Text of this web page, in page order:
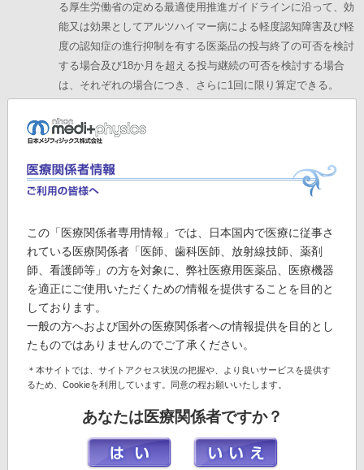
る厚生労働省の定める最適使用推進ガイドラインに沿って、効
能又は効果としてアルツハイマー病による軽度認知障害及び軽
度の認知症の進行抑制を有する医薬品の投与終了の可否を検討
する場合及び18か月を超える投与継続の可否を検討する場合
は、それぞれの場合につき、さらに1回に限り算定できる。
エの場合については、使用目的又は効果として、抗アミロイド
ベータ抗体薬投与後の脳内アミロイドベータプラークの可視化
に用いる放射性標識化合物の注射液を製造するために用いるも
のとして薬事承認又は認証を得ている放射性医薬品合成設備を
剤の製造に係る衛生管理、品質管理等については、関係学会の
定める基準を参考として、十分安全な体制を整備した上で実施
すること。なお、アミロイドPETイメージング剤の合成及び注
入に係る費用は所定点数に含まれ、別に算定できない。
カ 「5」の「ロ」イ以外の場合のうち、上記エの場合については、
効能又は効果として、抗アミロイドベータ抗体薬投与後の脳内
認を得ているアミロイドPETイメージング剤を使用した場合に
係る費用は所定点数に含まれ、別に算定できない。
キ 「E101-3」ポジトロン断層・コンピューター断層複合撮影(一連
の検査につき)の「4」アミロイドPETイメージング剤を用いた
この「医療関係者専用情報」では、日本国内で医療に従事さ
れている医療関係者「医師、歯科医師、放射線技師、薬剤
師、看護師等」の方を対象に、弊社医療用医薬品、医療機器
を適正にご使用いただくための情報を提供することを目的と
しております。
一般の方へおよび国外の医療関係者への情報提供を目的とし
たものではありませんのでご了承ください。
＊本サイトでは、サイトアクセス状況の把握や、より良いサービスを提供す
るため、Cookieを利用しています。同意の程お願いいたします。
あなたは医療関係者ですか？